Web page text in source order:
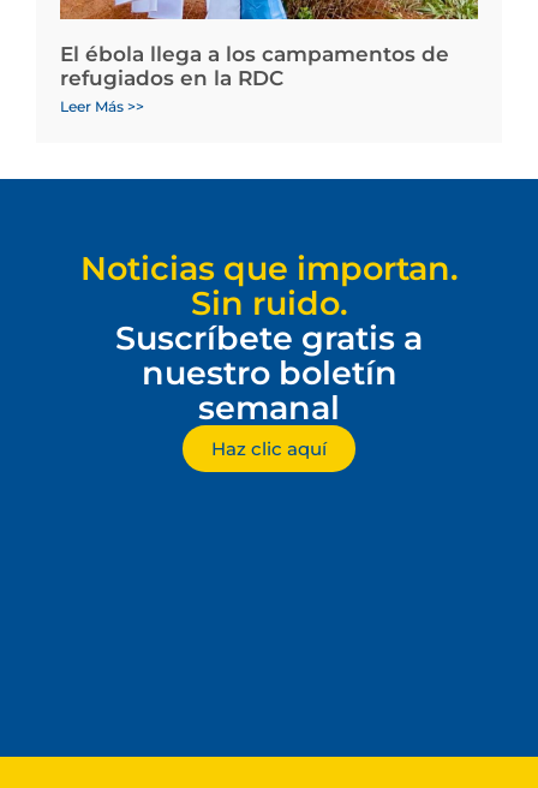
El ébola llega a los campamentos de
refugiados en la RDC
Leer Más >>
Noticias que importan.
Sin ruido.
Suscríbete gratis a
nuestro boletín
semanal
Haz clic aquí